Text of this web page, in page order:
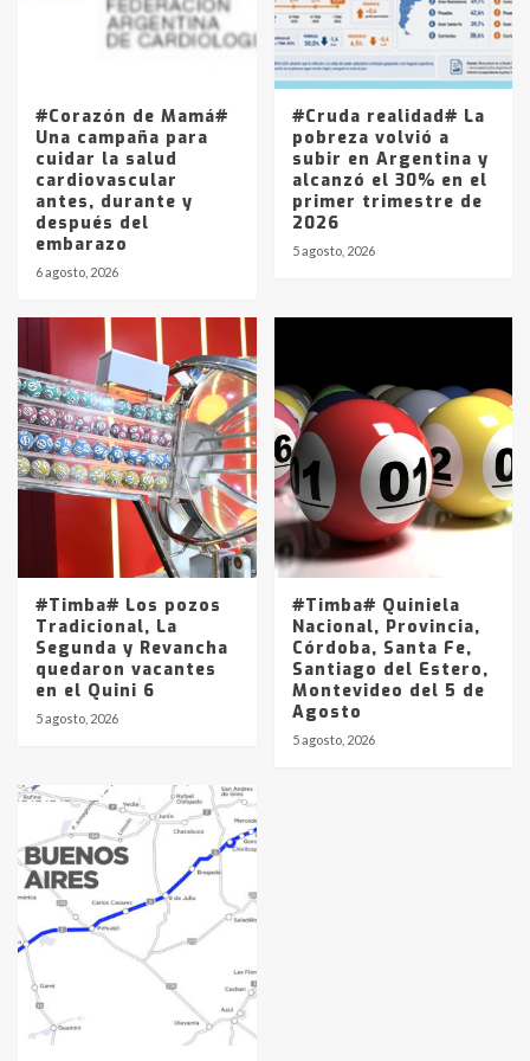
Los precios de los combustibles en
La Pampa, desde YPF hasta Axion
entre 857 a 1338 pesos
#Corazón de Mamá#
Una campaña para
cuidar la salud
cardiovascular
antes, durante y
después del
embarazo
6 agosto, 2026
#Cruda realidad# La
pobreza volvió a
subir en Argentina y
alcanzó el 30% en el
primer trimestre de
2026
5 agosto, 2026
#Timba# Los pozos
Tradicional, La
Segunda y Revancha
quedaron vacantes
en el Quini 6
5 agosto, 2026
#Timba# Quiniela
Nacional, Provincia,
Córdoba, Santa Fe,
Santiago del Estero,
Montevideo del 5 de
Agosto
5 agosto, 2026